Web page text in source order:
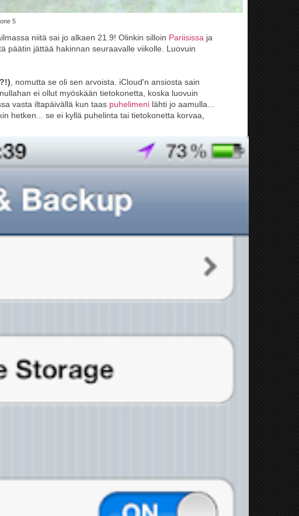
5
niitä sai jo alkaen 21.9! Olinkin silloin Pariisissa ja
päätin jättää hakinnan seuraavalle viikolle. Luovuin
, nomutta se oli sen arvoista. iCloud'n ansiosta sain
ei ollut myöskään tietokonetta, koska luovuin
vasta iltapäivällä kun taas puhelimeni lähti jo aamulla...
hetken... se ei kyllä puhelinta tai tietokonetta korvaa,